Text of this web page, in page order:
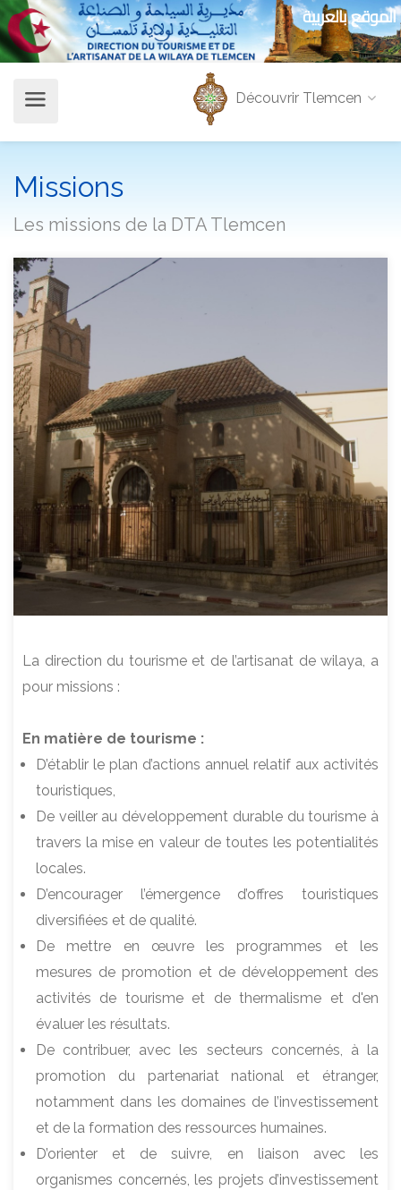
الموقع بالعربية
Découvrir Tlemcen
Missions
Les missions de la DTA Tlemcen
La direction du tourisme et de l’artisanat de wilaya, a
pour missions :
En matière de tourisme :
D’établir le plan d’actions annuel relatif aux activités
touristiques,
De veiller au développement durable du tourisme à
travers la mise en valeur de toutes les potentialités
locales.
D’encourager l’émergence d’offres touristiques
diversifiées et de qualité.
De mettre en œuvre les programmes et les
mesures de promotion et de développement des
activités de tourisme et de thermalisme et d'en
évaluer les résultats.
De contribuer, avec les secteurs concernés, à la
promotion du partenariat national et étranger,
notamment dans les domaines de l’investissement
et de la formation des ressources humaines.
D’orienter et de suivre, en liaison avec les
organismes concernés, les projets d’investissement